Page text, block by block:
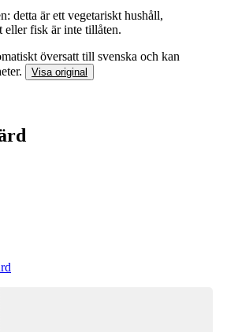
detta är ett vegetariskt hushåll,
eller fisk är inte tillåten.
översatt till svenska och kan
Visa original